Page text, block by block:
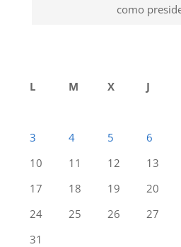
como
L
M X J
3
4 5 6
10
11 12 13
17
18 19 20
24
25 26 27
31